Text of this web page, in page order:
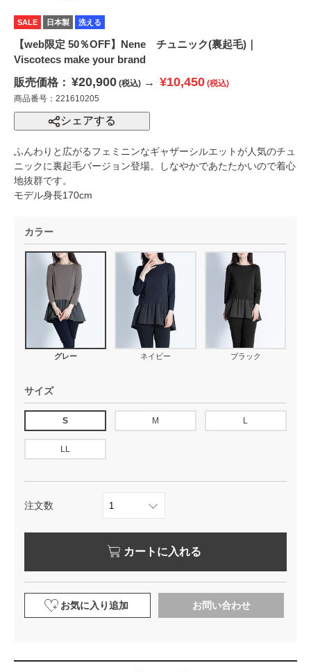
SALE 日本製 洗える
【web限定 50％OFF】Nene チュニック(裏起毛)｜
Viscotecs make your brand
販売価格： ¥20,900 (税込) → ¥10,450 (税込)
商品番号：221610205
シェアする
ふんわりと広がるフェミニンなギャザーシルエットが人気のチュ
ニックに裏起毛バージョン登場。しなやかであたたかいので着心
地抜群です。
モデル身長170cm
カラー
グレー ネイビー ブラック
サイズ
S M L
LL
注文数
カートに入れる
お気に入り追加 お問い合わせ